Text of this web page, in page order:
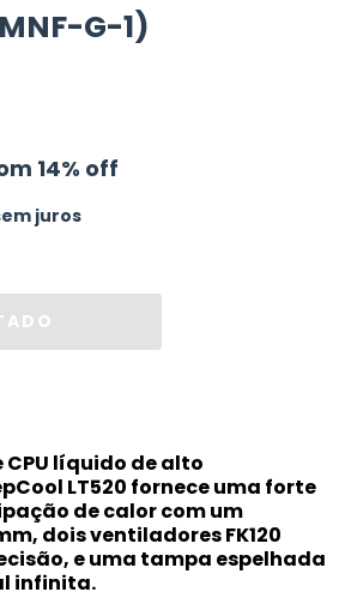
G-1)
14% off
juros
líquido de alto
LT520 fornece uma forte
de calor com um
dois ventiladores FK120
e uma tampa espelhada
infinita.